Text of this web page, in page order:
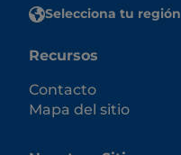
Selecciona tu región
Recursos
Contacto
Mapa del sitio